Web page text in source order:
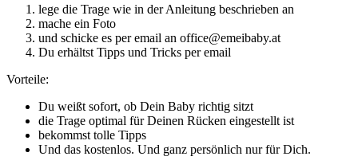
lege die Trage wie in der Anleitung beschrieben an
mache ein Foto
und schicke es per email an office@emeibaby.at
Du erhältst Tipps und Tricks per email
Vorteile:
Du weißt sofort, ob Dein Baby richtig sitzt
die Trage optimal für Deinen Rücken eingestellt ist
bekommst tolle Tipps
Und das kostenlos. Und ganz persönlich nur für Dich.